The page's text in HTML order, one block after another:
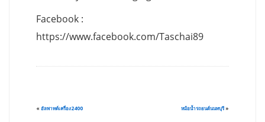
Facebook :
https://www.facebook.com/Taschai89
« อัลพาทด์เครื่อง2400 หม้อน้ำรถยนต์นนทบุรี»